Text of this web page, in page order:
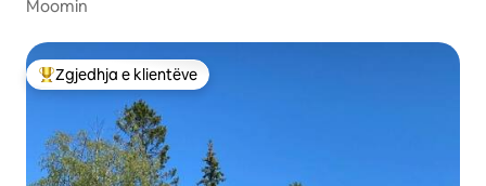
Moomin
Më të mirat e zgjedhjeve të klientëve
Zgjedhja e klientëve